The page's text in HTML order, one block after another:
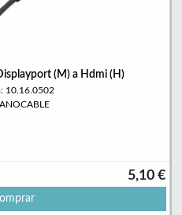
(M) a Hdmi (H)
10.16.0502
5,10 €